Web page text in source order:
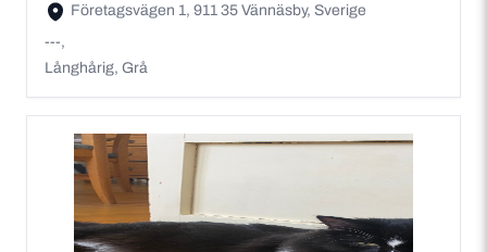
Företagsvägen 1, 911 35 Vännäsby, Sverige
---,
Långhårig, Grå